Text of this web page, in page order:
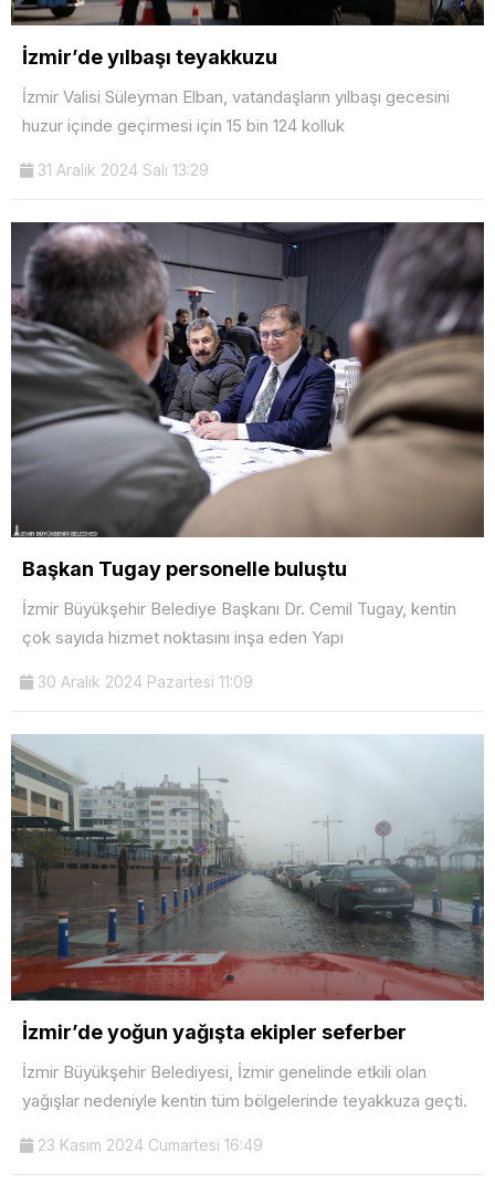
İzmir’de yılbaşı teyakkuzu
İzmir Valisi Süleyman Elban, vatandaşların yılbaşı gecesini
huzur içinde geçirmesi için 15 bin 124 kolluk
31 Aralık 2024 Salı 13:29
Başkan Tugay personelle buluştu
İzmir Büyükşehir Belediye Başkanı Dr. Cemil Tugay, kentin
çok sayıda hizmet noktasını inşa eden Yapı
30 Aralık 2024 Pazartesi 11:09
İzmir’de yoğun yağışta ekipler seferber
İzmir Büyükşehir Belediyesi, İzmir genelinde etkili olan
yağışlar nedeniyle kentin tüm bölgelerinde teyakkuza geçti.
23 Kasım 2024 Cumartesi 16:49